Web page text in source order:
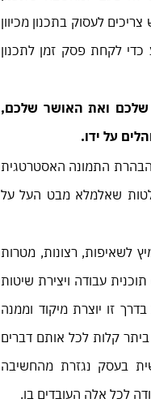
לעסוק בתכנון מכיוון
לקחת פסק זמן לתכנון
שלכם ואת האושר שלכם,
על ידו.
הבהרת התמונה האסטרטגית
שאלמלא מבט העל על
לשאיפות, רצונות, מטרות
עבודה ויצירת שיטות
זו יוצרת מיקוד וממנה
קלות לכל אותם דברים
בעסק נגזרת מהחשיבה
לכל אלה העובדים בו.